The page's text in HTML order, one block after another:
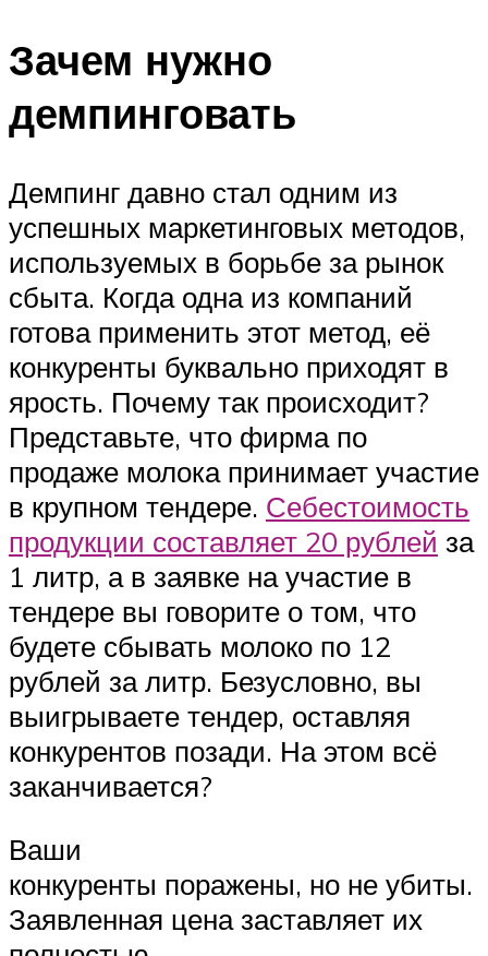
Зачем нужно
демпинговать
Демпинг давно стал одним из
успешных маркетинговых методов,
используемых в борьбе за рынок
сбыта. Когда одна из компаний
готова применить этот метод, её
конкуренты буквально приходят в
ярость. Почему так происходит?
Представьте, что фирма по
продаже молока принимает участие
в крупном тендере. Себестоимость
продукции составляет 20 рублей за
1 литр, а в заявке на участие в
тендере вы говорите о том, что
будете сбывать молоко по 12
рублей за литр. Безусловно, вы
выигрываете тендер, оставляя
конкурентов позади. На этом всё
заканчивается?
Ваши
конкуренты поражены, но не убиты.
Заявленная цена заставляет их